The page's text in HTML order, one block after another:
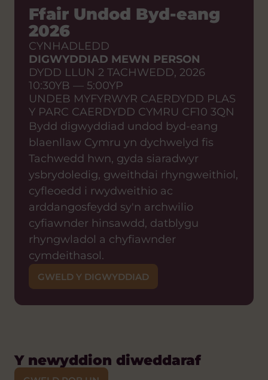
Ffair Undod Byd-eang
2026
CYNHADLEDD
DIGWYDDIAD MEWN PERSON
DYDD LLUN 2 TACHWEDD, 2026
10:30YB — 5:00YP
UNDEB MYFYRWYR CAERDYDD PLAS
Y PARC CAERDYDD CYMRU CF10 3QN
Bydd digwyddiad undod byd-eang
blaenllaw Cymru yn dychwelyd fis
Tachwedd hwn, gyda siaradwyr
ysbrydoledig, gweithdai rhyngweithiol,
cyfleoedd i rwydweithio ac
arddangosfeydd sy'n archwilio
cyfiawnder hinsawdd, datblygu
rhyngwladol a chyfiawnder
cymdeithasol.
GWELD Y DIGWYDDIAD
Y newyddion diweddaraf